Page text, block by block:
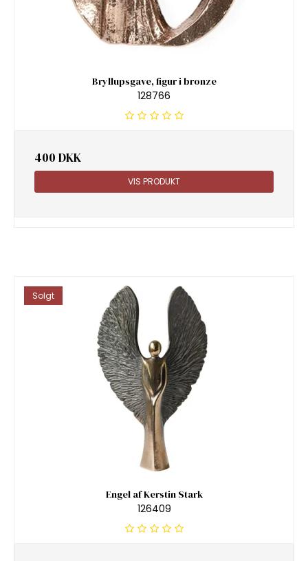
Bryllupsgave, figur i bronze
128766
400 DKK
VIS PRODUKT
Solgt
Engel af Kerstin Stark
126409